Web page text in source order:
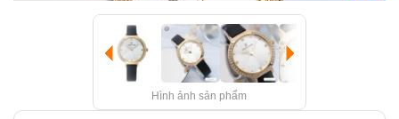
Hình ảnh sản phẩm